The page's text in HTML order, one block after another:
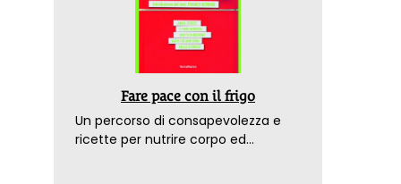
Fare pace con il frigo
Un percorso di consapevolezza e
ricette per nutrire corpo ed